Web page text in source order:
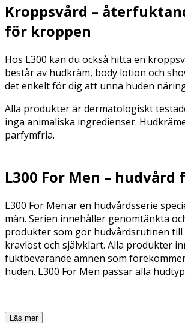
Kroppsvård –
för kroppen
Hos L300 kan du också hitta en
består av hudkräm, body lotion och
det enkelt för dig att unna huden
Alla produkter är dermatologiskt
inga animaliska ingredienser.
parfymfria.
L300 For Men – hudvård
L300 For Men är en hudvårdsserie
män. Serien innehåller genomtänkta
produkter som gör hudvårdsrutinen
kravlöst och självklart. Alla produkter
fuktbevarande ämnen som
huden. L300 For Men passar alla
Läs mer